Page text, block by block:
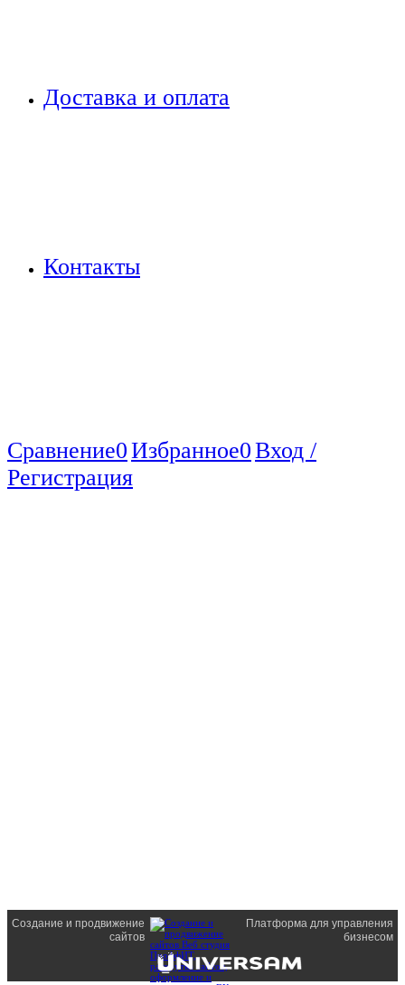
Доставка и оплата
Контакты
Сравнение0Избранное0Вход /
Регистрация
Создание и продвижение
сайтов
Платформа для управления
бизнесом